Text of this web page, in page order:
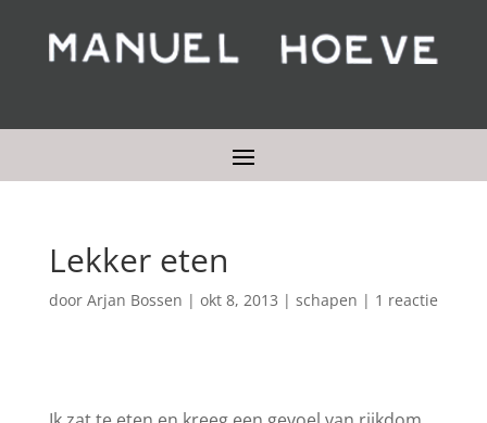
Lekker eten
door Arjan Bossen | okt 8, 2013 | schapen | 1 reactie